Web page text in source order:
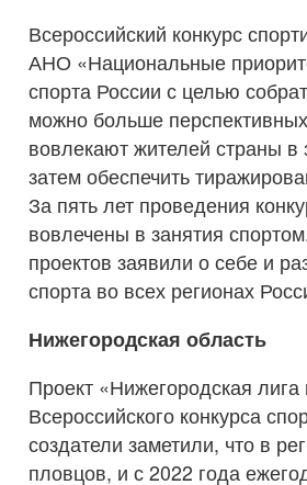
Всероссийский конкурс
АНО «Национальные
спорта России с целью
можно больше
вовлекают жителей страны
затем обеспечить
За пять лет проведения
вовлечены в занятия
проектов заявили о себе и
спорта во всех регионах
Нижегородская область
Проект «Нижегородская
Всероссийского конкурса
создатели заметили, что в
пловцов, и с 2022 года